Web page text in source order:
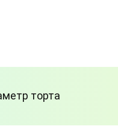
торта